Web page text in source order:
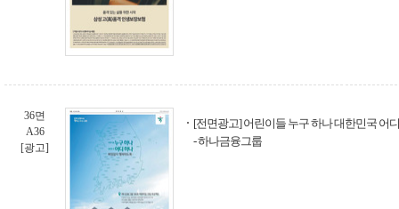
36면
A36
[광고]
[전면광고] 어린이들 누구 하나 대한민국 어
- 하나금융그룹